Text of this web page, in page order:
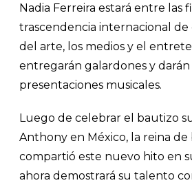
Nadia Ferreira estará entre las
trascendencia internacional
del arte, los medios y el
entregarán galardones y
presentaciones musicales.
Luego de celebrar el bautizo
Anthony en México, la reina de
compartió este nuevo hito en
ahora demostrará su talento